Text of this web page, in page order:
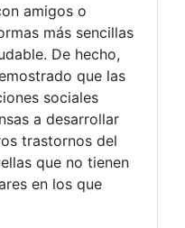
amigos o
más sencillas
De hecho,
que las
sociales
a desarrollar
trastornos del
que no tienen
en los que